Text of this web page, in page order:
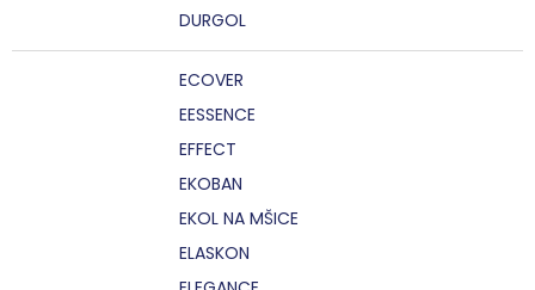
DURGOL
ECOVER
EESSENCE
EFFECT
EKOBAN
EKOL NA MŠICE
ELASKON